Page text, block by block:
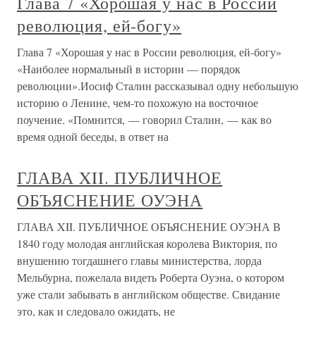
революция, ей-богу»
Глава 7 «Хорошая у нас в России революция, ей-богу»
«Наиболее нормальный в истории — порядок
революции».Иосиф Сталин рассказывал одну небольшую
историю о Ленине, чем-то похожую на восточное
поучение. «Помнится, — говорил Сталин, — как во
время одной беседы, в ответ на
ГЛАВА XII. ПУБЛИЧНОЕ
ОБЪЯСНЕНИЕ ОУЭНА
ГЛАВА XII. ПУБЛИЧНОЕ ОБЪЯСНЕНИЕ ОУЭНА В
1840 году молодая английская королева Виктория, по
внушению тогдашнего главы министерства, лорда
Мельбурна, пожелала видеть Роберта Оуэна, о котором
уже стали забывать в английском обществе. Свидание
это, как и следовало ожидать, не